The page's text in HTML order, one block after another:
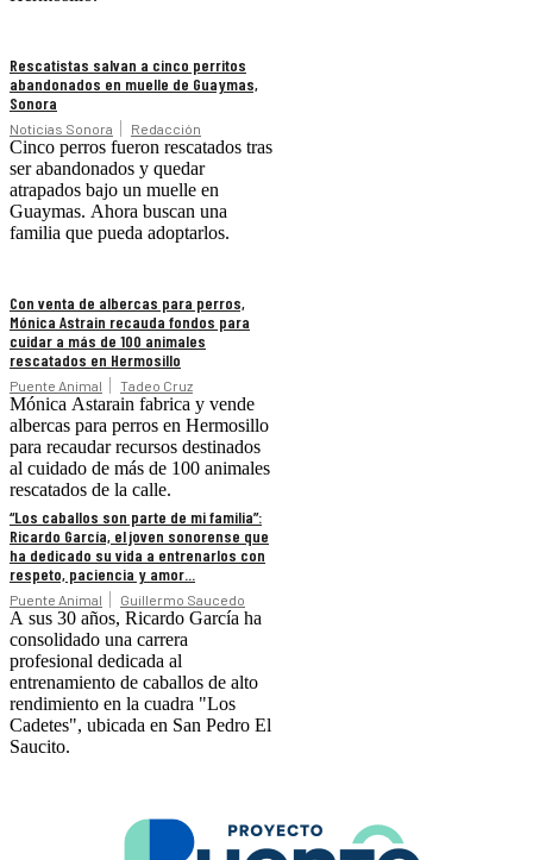
Rescatistas salvan a cinco perritos
abandonados en muelle de Guaymas,
Sonora
Noticias Sonora Redacción
Cinco perros fueron rescatados tras
ser abandonados y quedar
atrapados bajo un muelle en
Guaymas. Ahora buscan una
familia que pueda adoptarlos.
Con venta de albercas para perros,
Mónica Astrain recauda fondos para
cuidar a más de 100 animales
rescatados en Hermosillo
Puente Animal Tadeo Cruz
Mónica Astarain fabrica y vende
albercas para perros en Hermosillo
para recaudar recursos destinados
al cuidado de más de 100 animales
rescatados de la calle.
“Los caballos son parte de mi familia”:
Ricardo García, el joven sonorense que
ha dedicado su vida a entrenarlos con
respeto, paciencia y amor...
Puente Animal Guillermo Saucedo
A sus 30 años, Ricardo García ha
consolidado una carrera
profesional dedicada al
entrenamiento de caballos de alto
rendimiento en la cuadra "Los
Cadetes", ubicada en San Pedro El
Saucito.